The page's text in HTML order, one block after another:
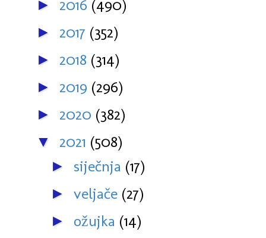
► 2016 (490)
► 2017 (352)
► 2018 (314)
► 2019 (296)
► 2020 (382)
▼ 2021 (508)
► siječnja (17)
► veljače (27)
► ožujka (14)